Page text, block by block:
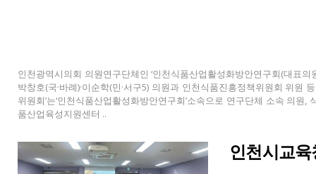
인천광역시의회 의원연구단체인 ‘인천식품산업활성화방안연구회(대표의
박창호(국·바례)·이순학(민·서구5) 의원과 인천식품진흥정책위원회 위
위원회’는‘인천식품산업활성화방안연구회’소속으로 연구단체 소속 의
품산업육성지원센터 ..
인천시교